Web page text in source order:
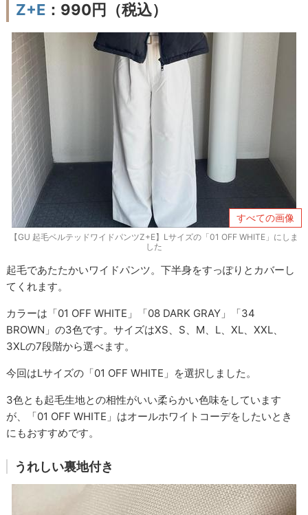
Z+E ：990円（税込）
すべての画像
【GU 起毛ベルテッドワイドパンツZ+E】Lサイズの「01 OFF WHITE」にしま
した
起毛であたたかいワイドパンツ。下半身をすっぽりとカバーし
てくれます。
カラーは「01 OFF WHITE」「08 DARK GRAY」「34
BROWN」の3色です。サイズはXS、S、M、L、XL、XXL、
3XLの7段階から選べます。
今回はLサイズの「01 OFF WHITE」を選択しました。
3色とも起毛生地との相性がいい柔らかい色味をしています
が、「01 OFF WHITE」はオールホワイトコーデをしたいとき
にもおすすめです。
うれしい裏地付き